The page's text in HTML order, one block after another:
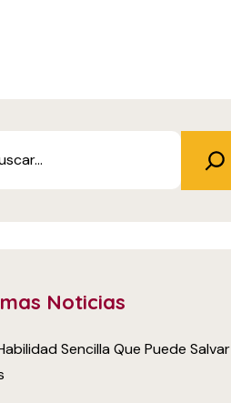
Noticias
Sencilla Que Puede Salvar